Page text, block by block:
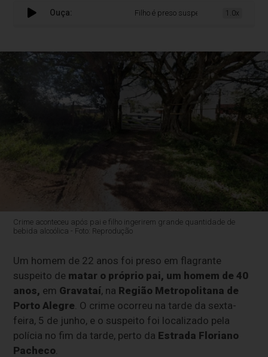
Ouça: Filho é preso suspeito de matar o pai
1.0x
Crime aconteceu após pai e filho ingerirem grande quantidade de
bebida alcoólica - Foto: Reprodução
Um homem de 22 anos foi preso em flagrante
suspeito de matar o próprio pai, um homem de 40
anos, em Gravataí, na Região Metropolitana de
Porto Alegre . O crime ocorreu na tarde da sexta-
feira, 5 de junho, e o suspeito foi localizado pela
polícia no fim da tarde, perto da Estrada Floriano
Pacheco